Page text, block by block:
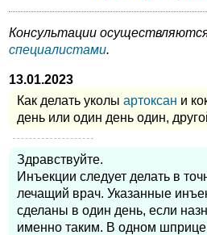
Консультации
специалистами.
13.01.2023
Как делать уколы артоксан и
день или один день один,
Здравствуйте.
Инъекции следует делать в
лечащий врач. Указанные
сделаны в один день, если
именно таким. В одном